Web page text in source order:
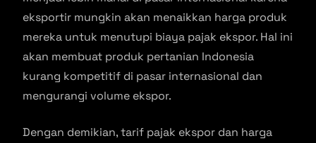
eksportir mungkin akan menaikkan harga produk
mereka untuk menutupi biaya pajak ekspor. Hal ini
akan membuat produk pertanian Indonesia
kurang kompetitif di pasar internasional dan
mengurangi volume ekspor.
Dengan demikian, tarif pajak ekspor dan harga